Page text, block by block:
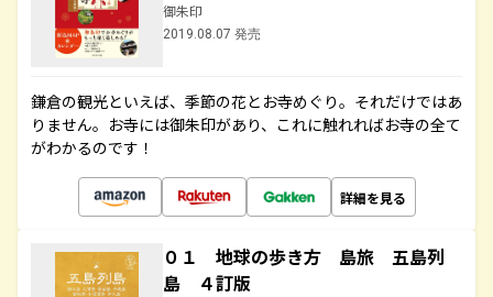
御朱印
2019.08.07 発売
鎌倉の観光といえば、季節の花とお寺めぐり。それだけではあ
りません。お寺には御朱印があり、これに触れればお寺の全て
がわかるのです！
詳細を見る
０１ 地球の歩き方 島旅 五島列
島 ４訂版